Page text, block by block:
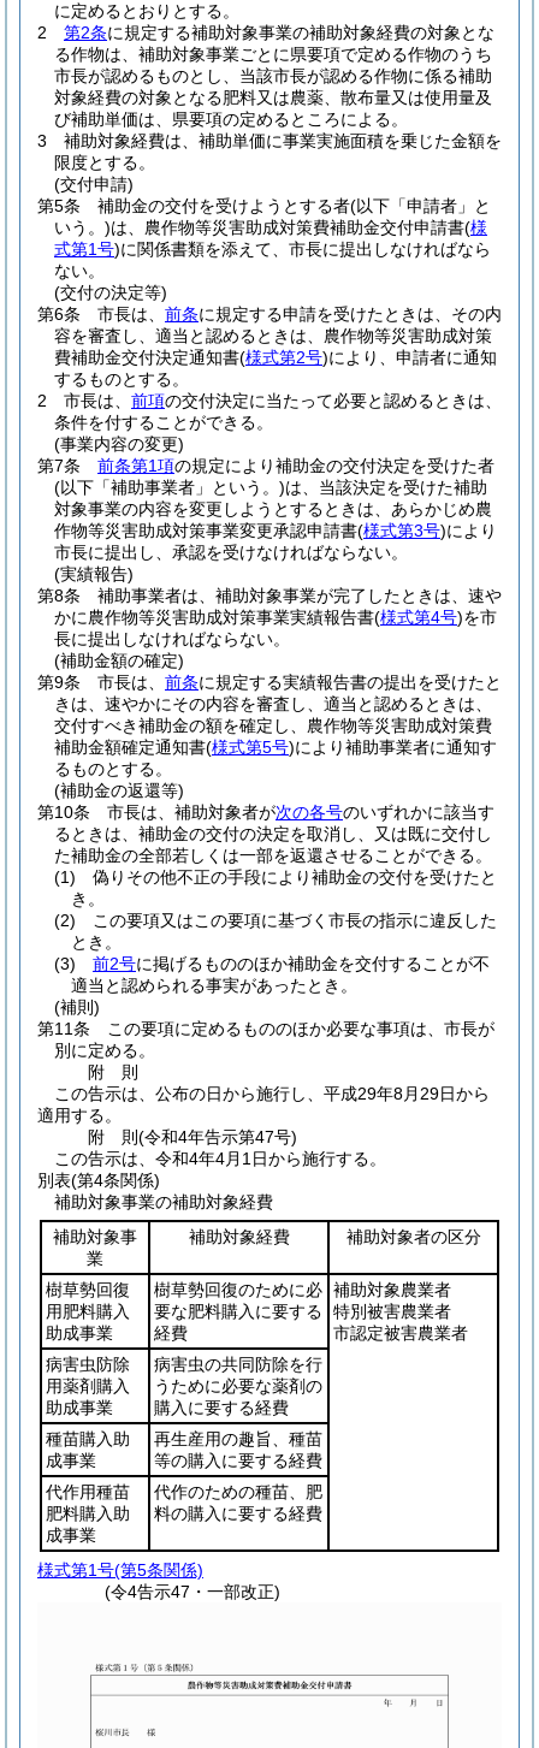
に定めるとおりとする。
2
第2条に規定する補助対象事業の補助対象経費の対象とな
る作物は、補助対象事業ごとに県要項で定める作物のうち
市長が認めるものとし、当該市長が認める作物に係る補助
対象経費の対象となる肥料又は農薬、散布量又は使用量及
び補助単価は、県要項の定めるところによる。
3
補助対象経費は、補助単価に事業実施面積を乗じた金額を
限度とする。
(交付申請)
第5条
補助金の交付を受けようとする者(以下「申請者」と
いう。)は、農作物等災害助成対策費補助金交付申請書(様
式第1号)に関係書類を添えて、市長に提出しなければなら
ない。
(交付の決定等)
第6条
市長は、 前条に規定する申請を受けたときは、その内
容を審査し、適当と認めるときは、農作物等災害助成対策
費補助金交付決定通知書(様式第2号)により、申請者に通知
するものとする。
2
市長は、 前項の交付決定に当たって必要と認めるときは、
条件を付することができる。
(事業内容の変更)
第7条
前条第1項の規定により補助金の交付決定を受けた者
(以下「補助事業者」という。)は、当該決定を受けた補助
対象事業の内容を変更しようとするときは、あらかじめ農
作物等災害助成対策事業変更承認申請書(様式第3号)により
市長に提出し、承認を受けなければならない。
(実績報告)
第8条
補助事業者は、補助対象事業が完了したときは、速や
かに農作物等災害助成対策事業実績報告書(様式第4号)を市
長に提出しなければならない。
(補助金額の確定)
第9条
市長は、 前条に規定する実績報告書の提出を受けたと
きは、速やかにその内容を審査し、適当と認めるときは、
交付すべき補助金の額を確定し、農作物等災害助成対策費
補助金額確定通知書(様式第5号)により補助事業者に通知す
るものとする。
(補助金の返還等)
第10条
市長は、補助対象者が次の各号のいずれかに該当す
るときは、補助金の交付の決定を取消し、又は既に交付し
た補助金の全部若しくは一部を返還させることができる。
(1)
偽りその他不正の手段により補助金の交付を受けたと
き。
(2)
この要項又はこの要項に基づく市長の指示に違反した
とき。
(3)
前2号に掲げるもののほか補助金を交付することが不
適当と認められる事実があったとき。
(補則)
第11条
この要項に定めるもののほか必要な事項は、市長が
別に定める。
附 則
この告示は、公布の日から施行し、平成29年8月29日から
適用する。
附 則(令和4年告示第47号)
この告示は、令和4年4月1日から施行する。
別表(第4条関係)
補助対象事業の補助対象経費
補助対象事
業
補助対象経費 補助対象者の区分
樹草勢回復
用肥料購入
助成事業
樹草勢回復のために必
要な肥料購入に要する
経費
補助対象農業者
特別被害農業者
市認定被害農業者
病害虫防除
用薬剤購入
助成事業
病害虫の共同防除を行
うために必要な薬剤の
購入に要する経費
種苗購入助
成事業
再生産用の趣旨、種苗
等の購入に要する経費
代作用種苗
肥料購入助
成事業
代作のための種苗、肥
料の購入に要する経費
様式第1号(第5条関係)
(令4告示47・一部改正)